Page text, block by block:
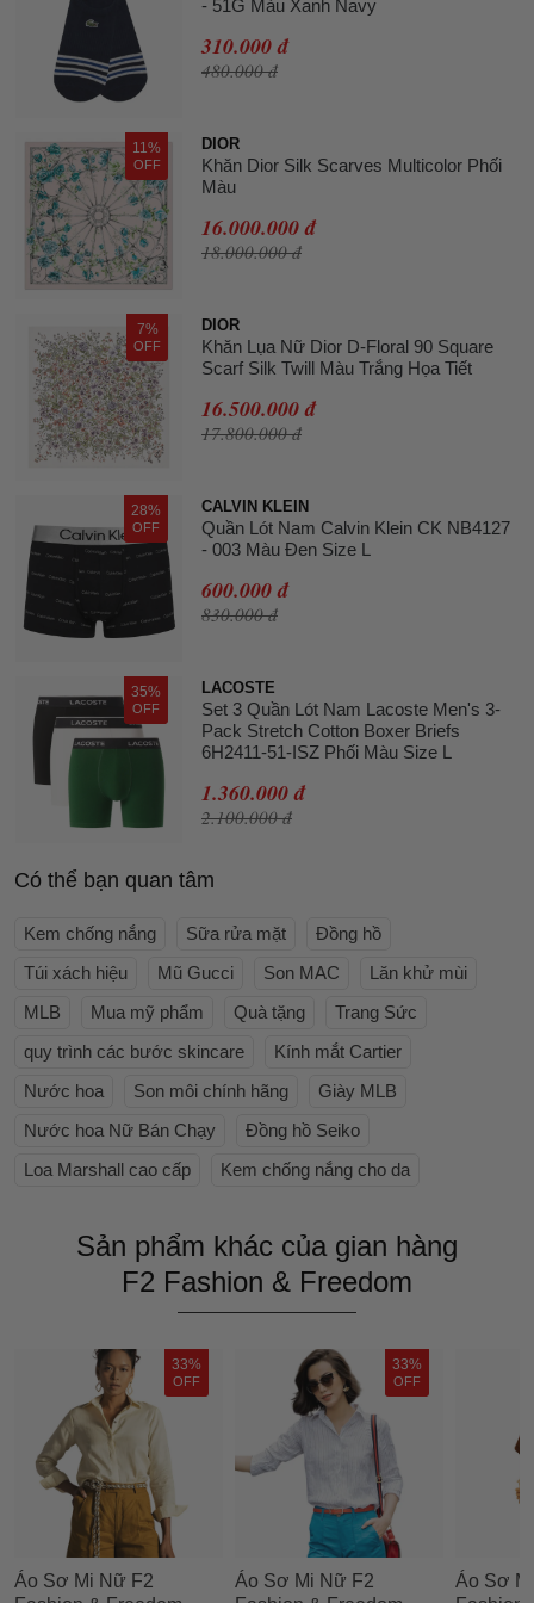
- 51G Màu Xanh Navy
310.000 đ
480.000 đ
11%
OFF
DIOR
Khăn Dior Silk Scarves Multicolor Phối
Màu
16.000.000 đ
18.000.000 đ
7%
OFF
DIOR
Khăn Lụa Nữ Dior D-Floral 90 Square
Scarf Silk Twill Màu Trắng Họa Tiết
16.500.000 đ
17.800.000 đ
28%
OFF
CALVIN KLEIN
Quần Lót Nam Calvin Klein CK NB4127
- 003 Màu Đen Size L
600.000 đ
830.000 đ
35%
OFF
LACOSTE
Set 3 Quần Lót Nam Lacoste Men's 3-
Pack Stretch Cotton Boxer Briefs
6H2411-51-ISZ Phối Màu Size L
1.360.000 đ
2.100.000 đ
Có thể bạn quan tâm
Kem chống nắng Sữa rửa mặt
Đồng hồ
Túi xách hiệu
Mũ Gucci Son MAC
Lăn khử mùi
MLB
Mua mỹ phẩm Quà tặng
Trang Sức
quy trình các bước skincare
Kính mắt Cartier
Nước hoa
Son môi chính hãng
Giày MLB
Nước hoa Nữ Bán Chạy
Đồng hồ Seiko
Loa Marshall cao cấp
Kem chống nắng cho da
Sản phẩm khác của gian hàng
F2 Fashion & Freedom
33%
OFF
Áo Sơ Mi Nữ F2
33%
OFF
Áo Sơ Mi Nữ F2
Áo Sơ